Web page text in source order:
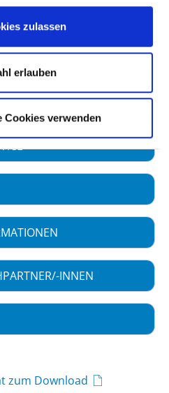
zulassen
erlauben
Cookies verwenden
Evangelisches
gGmbH
INNEN
zum Download